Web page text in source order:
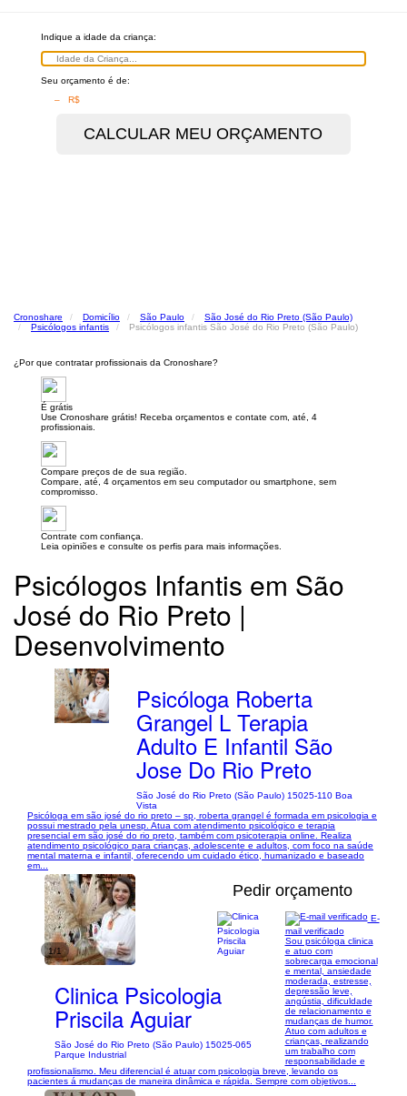
Indique a idade da criança:
Seu orçamento é de:
– R$
Cronoshare Domicílio São Paulo
São José do Rio Preto (São Paulo)
Psicólogos infantis
Psicólogos infantis São José do Rio Preto (São Paulo)
¿Por que contratar profissionais da Cronoshare?
É grátis
Use Cronoshare grátis! Receba orçamentos e contate com, até, 4
profissionais.
Compare preços de de sua região.
Compare, até, 4 orçamentos em seu computador ou smartphone, sem
compromisso.
Contrate com confiança.
Leia opiniões e consulte os perfis para mais informações.
Psicólogos Infantis em São
José do Rio Preto |
Desenvolvimento
Psicóloga Roberta
Grangel L Terapia
Adulto E Infantil São
Jose Do Rio Preto
São José do Rio Preto (São Paulo) 15025-110 Boa
Vista
Psicóloga em são josé do rio preto – sp, roberta grangel é formada em psicologia e
possui mestrado pela unesp. Atua com atendimento psicológico e terapia
presencial em são josé do rio preto, também com psicoterapia online. Realiza
atendimento psicológico para crianças, adolescente e adultos, com foco na saúde
mental materna e infantil, oferecendo um cuidado ético, humanizado e baseado
em...
1/1
Pedir orçamento
Clinica Psicologia
Priscila Aguiar
São José do Rio Preto (São Paulo) 15025-065
Parque Industrial
E-
mail verificado
Sou psicóloga clinica
e atuo com
sobrecarga emocional
e mental, ansiedade
moderada, estresse,
depressão leve,
angústia, dificuldade
de relacionamento e
mudanças de humor.
Atuo com adultos e
crianças, realizando
um trabalho com
responsabilidade e
profissionalismo. Meu diferencial é atuar com psicologia breve, levando os
pacientes á mudanças de maneira dinâmica e rápida. Sempre com objetivos...